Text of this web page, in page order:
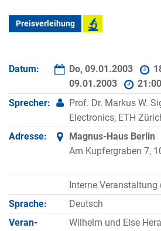
Preisverleihung
Datum: Do, 09.01.2003
09.01.2003
21:00
Sprecher:
Prof. Dr. Markus W.
Electronics, ETH
Adresse:
Magnus-Haus Berlin
Am Kupfergraben 7,
Interne
Sprache:
Deutsch
Veran­
Wilhelm und Else